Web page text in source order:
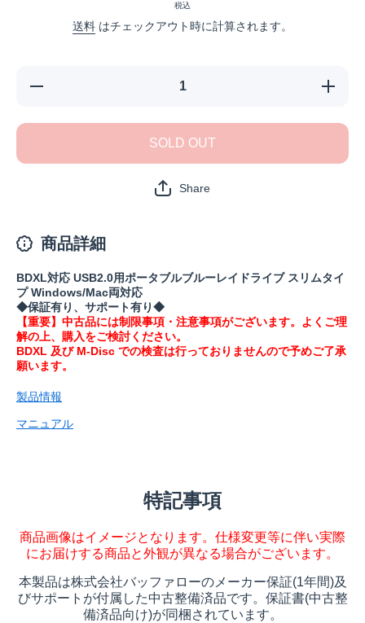
税込
送料 はチェックアウト時に計算されます。
《整備済・再
《整備済
証1年)
SOLD OUT
Share
商品詳細
BDXL対応 USB2.0用ポータブルブルーレイドライブ スリムタイ
プ Windows/Mac両対応
◆保証有り、サポート有り◆
【重要】中古品には制限事項・注意事項がございます。よくご理
解の上、購入をご検討ください。
BDXL 及び M-Disc での検査は行っておりませんので予めご了承
願います。
製品情報
マニュアル
特記事項
商品画像はイメージとなります。仕様変更等に伴い実際
にお届けする商品と外観が異なる場合がございます。
本製品は株式会社バッファローのメーカー保証(1年間)及
びサポートが付属した中古整備済品です。保証書(中古整
備済品向け)が同梱されています。